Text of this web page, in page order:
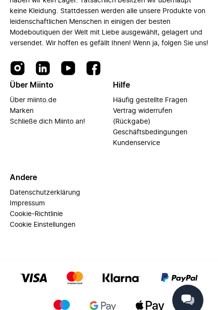
keine Kleidung. Stattdessen werden alle unsere Produkte von
leidenschaftlichen Menschen in einigen der besten
Modeboutiquen der Welt mit Liebe ausgewählt, gelagert und
versendet. Wir hoffen es gefällt Ihnen! Wenn ja, folgen Sie uns!
Über Miinto
Über miinto.de
Marken
Schließe dich Miinto an!
Hilfe
Häufig gestellte Fragen
Vertrag widerrufen
(Rückgabe)
Geschäftsbedingungen
Kundenservice
Andere
Datenschutzerklärung
Impressum
Cookie-Richtlinie
Cookie Einstellungen